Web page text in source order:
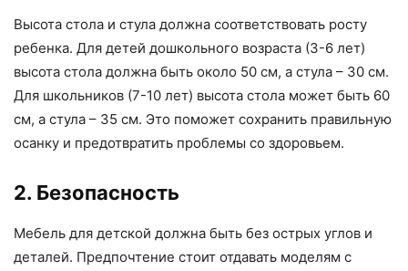
Высота стола и стула должна соответствовать росту
ребенка. Для детей дошкольного возраста (3-6 лет)
высота стола должна быть около 50 см, а стула – 30 см.
Для школьников (7-10 лет) высота стола может быть 60
см, а стула – 35 см. Это поможет сохранить правильную
осанку и предотвратить проблемы со здоровьем.
2. Безопасность
Мебель для детской должна быть без острых углов и
деталей. Предпочтение стоит отдавать моделям с